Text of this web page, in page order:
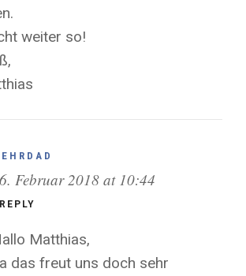
weiter so!
Februar 2018 at 10:44
REPLY
Matthias,
das freut uns doch sehr